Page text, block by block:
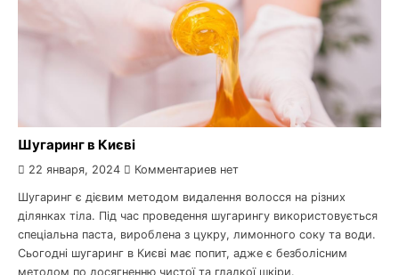
Шугаринг в Києві
22 января, 2024 Комментариев нет
Шугаринг є дієвим методом видалення волосся на різних
ділянках тіла. Під час проведення шугарингу використовується
спеціальна паста, вироблена з цукру, лимонного соку та води.
Сьогодні шугаринг в Києві має попит, адже є безболісним
методом по досягненню чистої та гладкої шкіри.